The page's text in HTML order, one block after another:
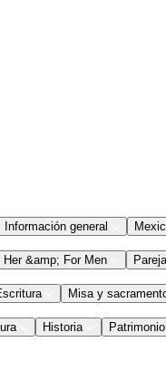
Información general
Her &amp; For Men
Misa y
Historia Patrimonio